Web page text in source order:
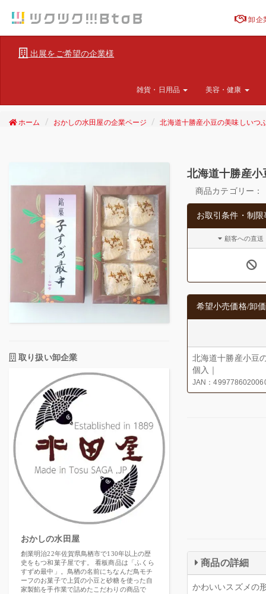
卸企
出展をご希望の企業様
雑貨・日用品 美容・健康
ホーム おかしの水田屋の企業ページ 北海道十勝産小豆の美味しいつ
取り扱い卸企業
おかしの水田屋
創業明治22年佐賀県鳥栖市で130年以上の歴
史をもつ和菓子屋です。 看板商品は「ふくら
すずめ最中」。鳥栖の名前にちなんだ鳥モチ
ーフのお菓子で上質の小豆と砂糖を使った自
家製餡を手作業で詰めたこだわりの商品で
北海道十勝産
商品カテゴリー：
お取引条件・制限
顧客への直送
希望小売価格/卸
北海道十勝産小豆
個入｜
JAN：
商品の詳細
かわいいスズメの